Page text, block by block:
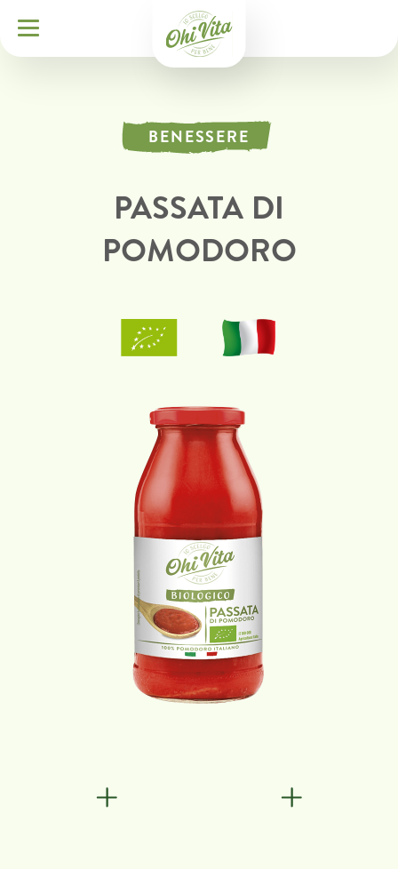
BENESSERE
PASSATA DI
POMODORO